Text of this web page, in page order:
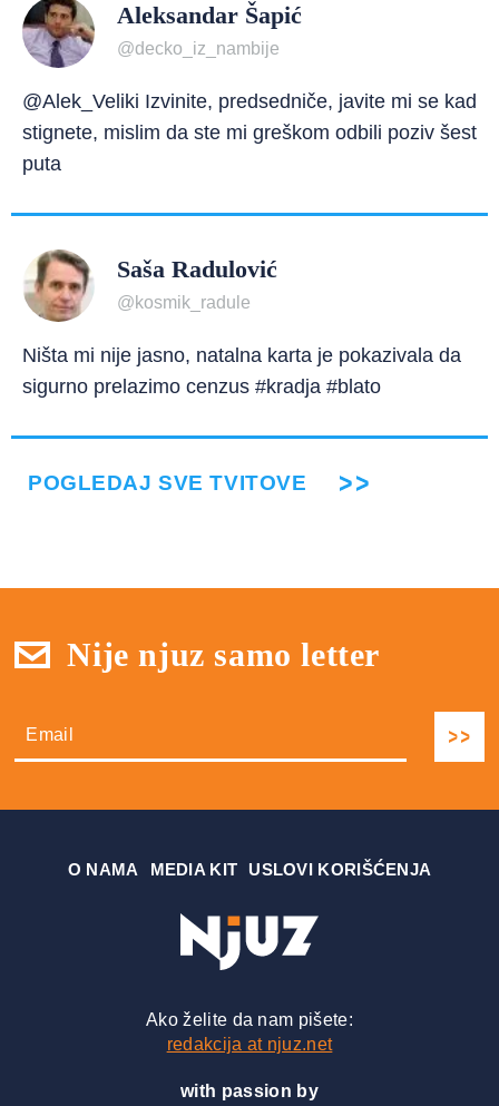
Aleksandar Šapić
@decko_iz_nambije
@Alek_Veliki Izvinite, predsedniče, javite mi se kad
stignete, mislim da ste mi greškom odbili poziv šest
puta
Saša Radulović
@kosmik_radule
Ništa mi nije jasno, natalna karta je pokazivala da
sigurno prelazimo cenzus #kradja #blato
POGLEDAJ SVE TVITOVE
Nije njuz samo letter
О NAMA MEDIA KIT USLOVI KORIŠĆENJA
Ako želite da nam pišete:
redakcija at njuz.net
with passion by